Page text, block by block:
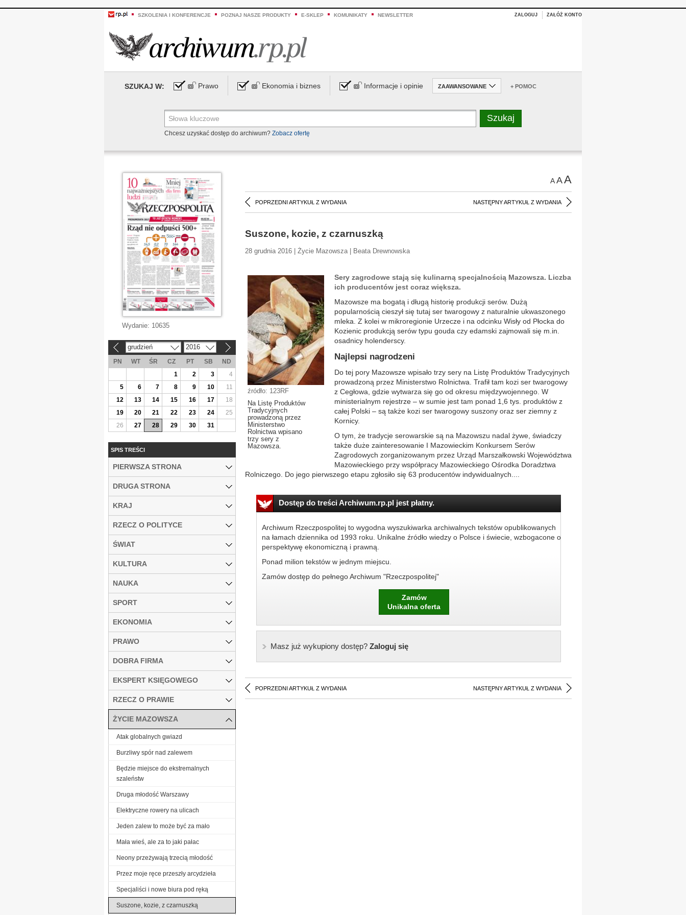
SZKOLENIA I KONFERENCJE POZNAJ NASZE PRODUKTY E-SKLEP KOMUNIKATY NEWSLETTER ZALOGUJ ZAŁÓŻ KONTO
SZUKAJ W: Prawo Ekonomia i biznes Informacje i opinie ZAAWANSOWANE + POMOC
Chcesz uzyskać dostęp do archiwum? Zobacz ofertę
AAA
POPRZEDNI ARTYKUŁ Z WYDANIA NASTĘPNY ARTYKUŁ Z WYDANIA
Suszone, kozie, z czarnuszką
28 grudnia 2016 | Życie Mazowsza | Beata Drewnowska
źródło: 123RF
Na Listę Produktów
Tradycyjnych
prowadzoną przez
Ministerstwo
Rolnictwa wpisano
trzy sery z
Mazowsza.
Sery zagrodowe stają się kulinarną specjalnością Mazowsza. Liczba
ich producentów jest coraz większa.
Mazowsze ma bogatą i długą historię produkcji serów. Dużą
popularnością cieszył się tutaj ser twarogowy z naturalnie ukwaszonego
mleka. Z kolei w mikroregionie Urzecze i na odcinku Wisły od Płocka do
Kozienic produkcją serów typu gouda czy edamski zajmowali się m.in.
osadnicy holenderscy.
Najlepsi nagrodzeni
Do tej pory Mazowsze wpisało trzy sery na Listę Produktów Tradycyjnych
prowadzoną przez Ministerstwo Rolnictwa. Trafił tam kozi ser twarogowy
z Cegłowa, gdzie wytwarza się go od okresu międzywojennego. W
ministerialnym rejestrze – w sumie jest tam ponad 1,6 tys. produktów z
całej Polski – są także kozi ser twarogowy suszony oraz ser ziemny z
Kornicy.
O tym, że tradycje serowarskie są na Mazowszu nadal żywe, świadczy
także duże zainteresowanie I Mazowieckim Konkursem Serów
Zagrodowych zorganizowanym przez Urząd Marszałkowski Województwa
Mazowieckiego przy współpracy Mazowieckiego Ośrodka Doradztwa
Rolniczego. Do jego pierwszego etapu zgłosiło się 63 producentów indywidualnych....
Dostęp do treści Archiwum.rp.pl jest płatny.
Archiwum Rzeczpospolitej to wygodna wyszukiwarka archiwalnych tekstów opublikowanych
na łamach dziennika od 1993 roku. Unikalne źródło wiedzy o Polsce i świecie, wzbogacone o
perspektywę ekonomiczną i prawną.
Ponad milion tekstów w jednym miejscu.
Zamów dostęp do pełnego Archiwum "Rzeczpospolitej"
Zamów
Unikalna oferta
Masz już wykupiony dostęp?Zaloguj się
POPRZEDNI ARTYKUŁ Z WYDANIA NASTĘPNY ARTYKUŁ Z WYDANIA
Wydanie: 10635
grudzień 2016
PN WT ŚR CZ PT SB
ND
1
2 3
4
5
6 7 8 9 10
11
12
13 14 15 16 17
18
19
20 21 22 23 24
25
26
27 28 29 30 31
SPIS TREŚCI
PIERWSZA STRONA
DRUGA STRONA
KRAJ
RZECZ O POLITYCE
ŚWIAT
KULTURA
NAUKA
SPORT
EKONOMIA
PRAWO
DOBRA FIRMA
EKSPERT KSIĘGOWEGO
RZECZ O PRAWIE
ŻYCIE MAZOWSZA
Atak globalnych gwiazd
Burzliwy spór nad zalewem
Będzie miejsce do ekstremalnych
szaleństw
Druga młodość Warszawy
Elektryczne rowery na ulicach
Jeden zalew to może być za mało
Mała wieś, ale za to jaki pałac
Neony przeżywają trzecią młodość
Przez moje ręce przeszły arcydzieła
Specjaliści i nowe biura pod ręką
Suszone, kozie, z czarnuszką